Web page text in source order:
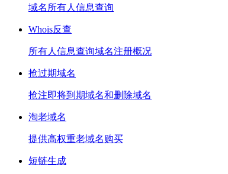
域名所有人信息查询
Whois反查
所有人信息查询域名注册概况
抢过期域名
抢注即将到期域名和删除域名
淘老域名
提供高权重老域名购买
短链生成